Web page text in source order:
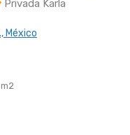
Privada Karla
México
m2